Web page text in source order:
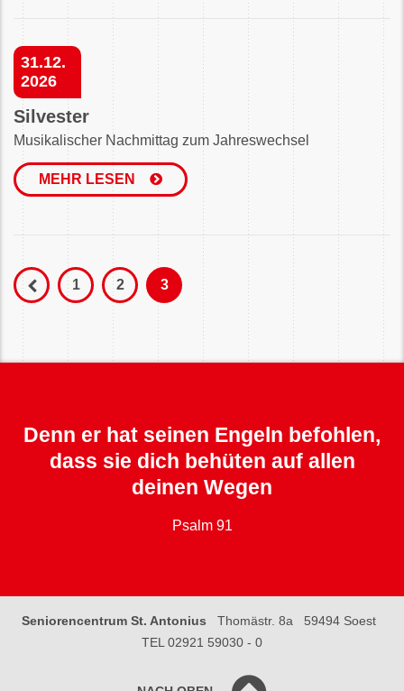
31.12.
2026
Silvester
Musikalischer Nachmittag zum Jahreswechsel
MEHR LESEN
1 2 3
Denn er hat seinen Engeln befohlen,
dass sie dich behüten auf allen
deinen Wegen
Psalm 91
Seniorencentrum St. Antonius Thomästr. 8a
59494 Soest
TEL 02921 59030 - 0